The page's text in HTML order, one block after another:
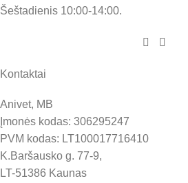
Šeštadienis 10:00-14:00.
Kontaktai
Anivet, MB
Įmonės kodas: 306295247
PVM kodas: LT100017716410
K.Baršausko g. 77-9,
LT-51386 Kaunas